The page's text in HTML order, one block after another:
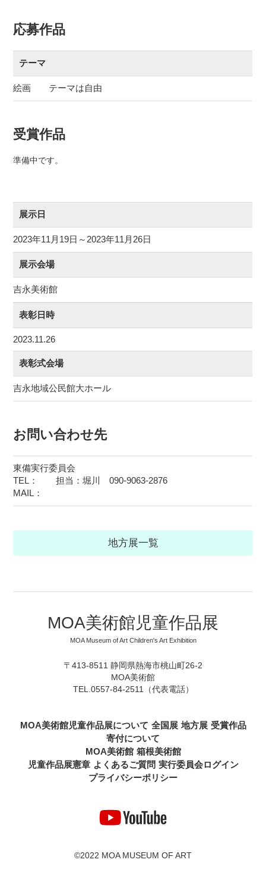
応募作品
テーマ
絵画 テーマは自由
受賞作品
準備中です。
展示日
2023年11月19日～2023年11月26日
展示会場
吉永美術館
表彰日時
2023.11.26
表彰式会場
吉永地域公民館大ホール
お問い合わせ先
東備実行委員会
TEL： 担当：堀川 090-9063-2876
MAIL：
地方展一覧
MOA美術館児童作品展
MOA Museum of Art Children's Art Exhibition
〒413-8511 静岡県熱海市桃山町26-2
MOA美術館
TEL.0557-84-2511（代表電話）
MOA美術館児童作品展について 全国展 地方展 受賞作品
寄付について
MOA美術館 箱根美術館
児童作品展憲章 よくあるご質問 実行委員会ログイン
プライバシーポリシー
©2022 MOA MUSEUM OF ART